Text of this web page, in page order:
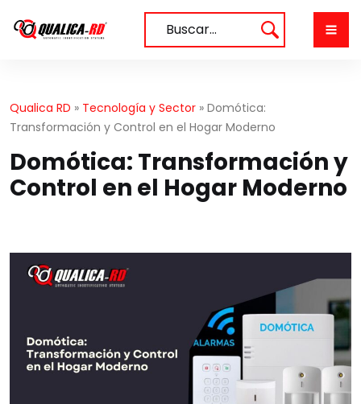
Buscar…
Qualica RD » Tecnología y Sector » Domótica:
Transformación y Control en el Hogar Moderno
Domótica: Transformación y
Control en el Hogar Moderno